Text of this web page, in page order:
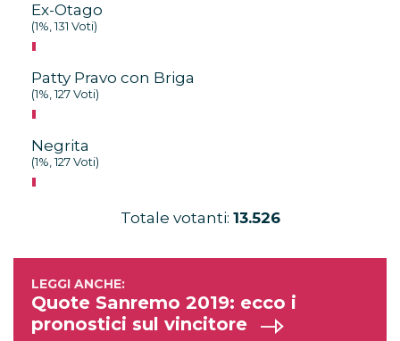
Ex-Otago
(1%, 131 Voti)
Patty Pravo con Briga
(1%, 127 Voti)
Negrita
(1%, 127 Voti)
Totale votanti: 13.526
Quote Sanremo 2019: ecco i
pronostici sul vincitore